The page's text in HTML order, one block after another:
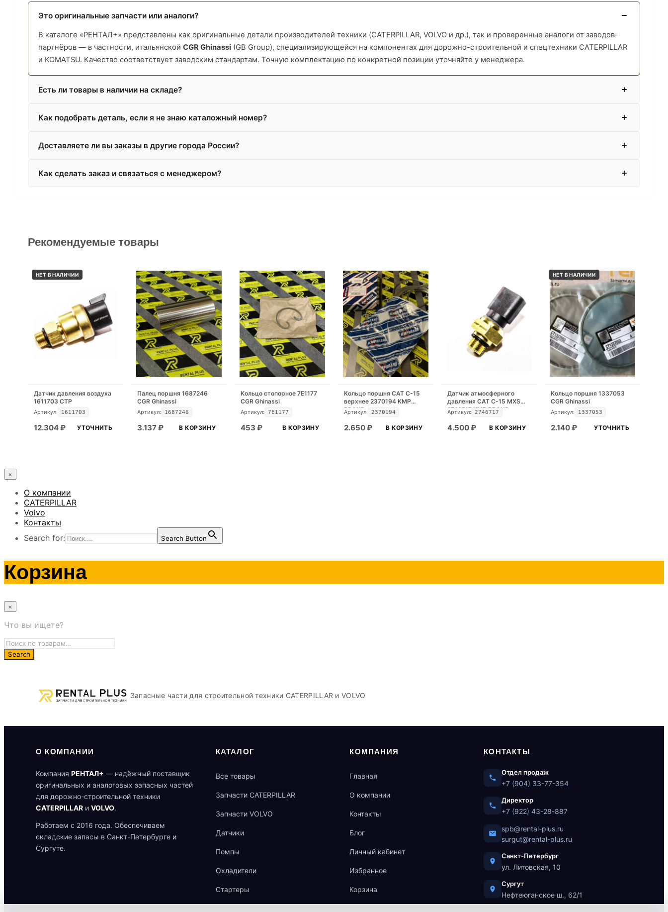
Это оригинальные запчасти или аналоги?
В каталоге «РЕНТАЛ+» представлены как оригинальные детали производителей техники (CATERPILLAR, VOLVO и др.), так и проверенные аналоги от заводов-
партнёров — в частности, итальянской CGR Ghinassi (GB Group), специализирующейся на компонентах для дорожно-строительной и спецтехники CATERPILLAR
и KOMATSU. Качество соответствует заводским стандартам. Точную комплектацию по конкретной позиции уточняйте у менеджера.
Есть ли товары в наличии на складе?
Как подобрать деталь, если я не знаю каталожный номер?
Доставляете ли вы заказы в другие города России?
Как сделать заказ и связаться с менеджером?
Рекомендуемые товары
НЕТ В НАЛИЧИИ
Датчик давления воздуха
1611703 CTP
Артикул: 1611703
12.304₽ УТОЧНИТЬ
Палец поршня 1687246
CGR Ghinassi
Артикул: 1687246
3.137₽ В КОРЗИНУ
Кольцо стопорное 7E1177
CGR Ghinassi
Артикул: 7E1177
453 ₽ В КОРЗИНУ
Кольцо поршня САТ С-15
верхнее 2370194 KMP
BRAND
Артикул: 2370194
2.650₽ В КОРЗИНУ
Датчик атмосферного
давления CAT C-15 MXS
2746717 KMP BRAND
Артикул: 2746717
4.500₽ В КОРЗИНУ
НЕТ В НАЛИЧИИ
Кольцо поршня 1337053
CGR Ghinassi
Артикул: 1337053
2.140₽ УТОЧНИТЬ
×
О компании
CATERPILLAR
Volvo
Контакты
Search for:
Search Button
Корзина
×
Что вы ищете?
Запасные части для строительной техники CATERPILLAR и VOLVO
О КОМПАНИИ
Компания РЕНТАЛ+ — надёжный поставщик
оригинальных и аналоговых запасных частей
для дорожно-строительной техники
CATERPILLAR и VOLVO.
Работаем с 2016 года. Обеспечиваем
складские запасы в Санкт-Петербурге и
Сургуте.
КАТАЛОГ
Все товары
Запчасти CATERPILLAR
Запчасти VOLVO
Датчики
Помпы
Охладители
Стартеры
КОМПАНИЯ
Главная
О компании
Контакты
Блог
Личный кабинет
Избранное
Корзина
КОНТАКТЫ
Отдел продаж
+7 (904) 33-77-354
Директор
+7 (922) 43-28-887
spb@rental-plus.ru
surgut@rental-plus.ru
Санкт-Петербург
ул. Литовская, 10
Сургут
Нефтеюганское ш., 62/1